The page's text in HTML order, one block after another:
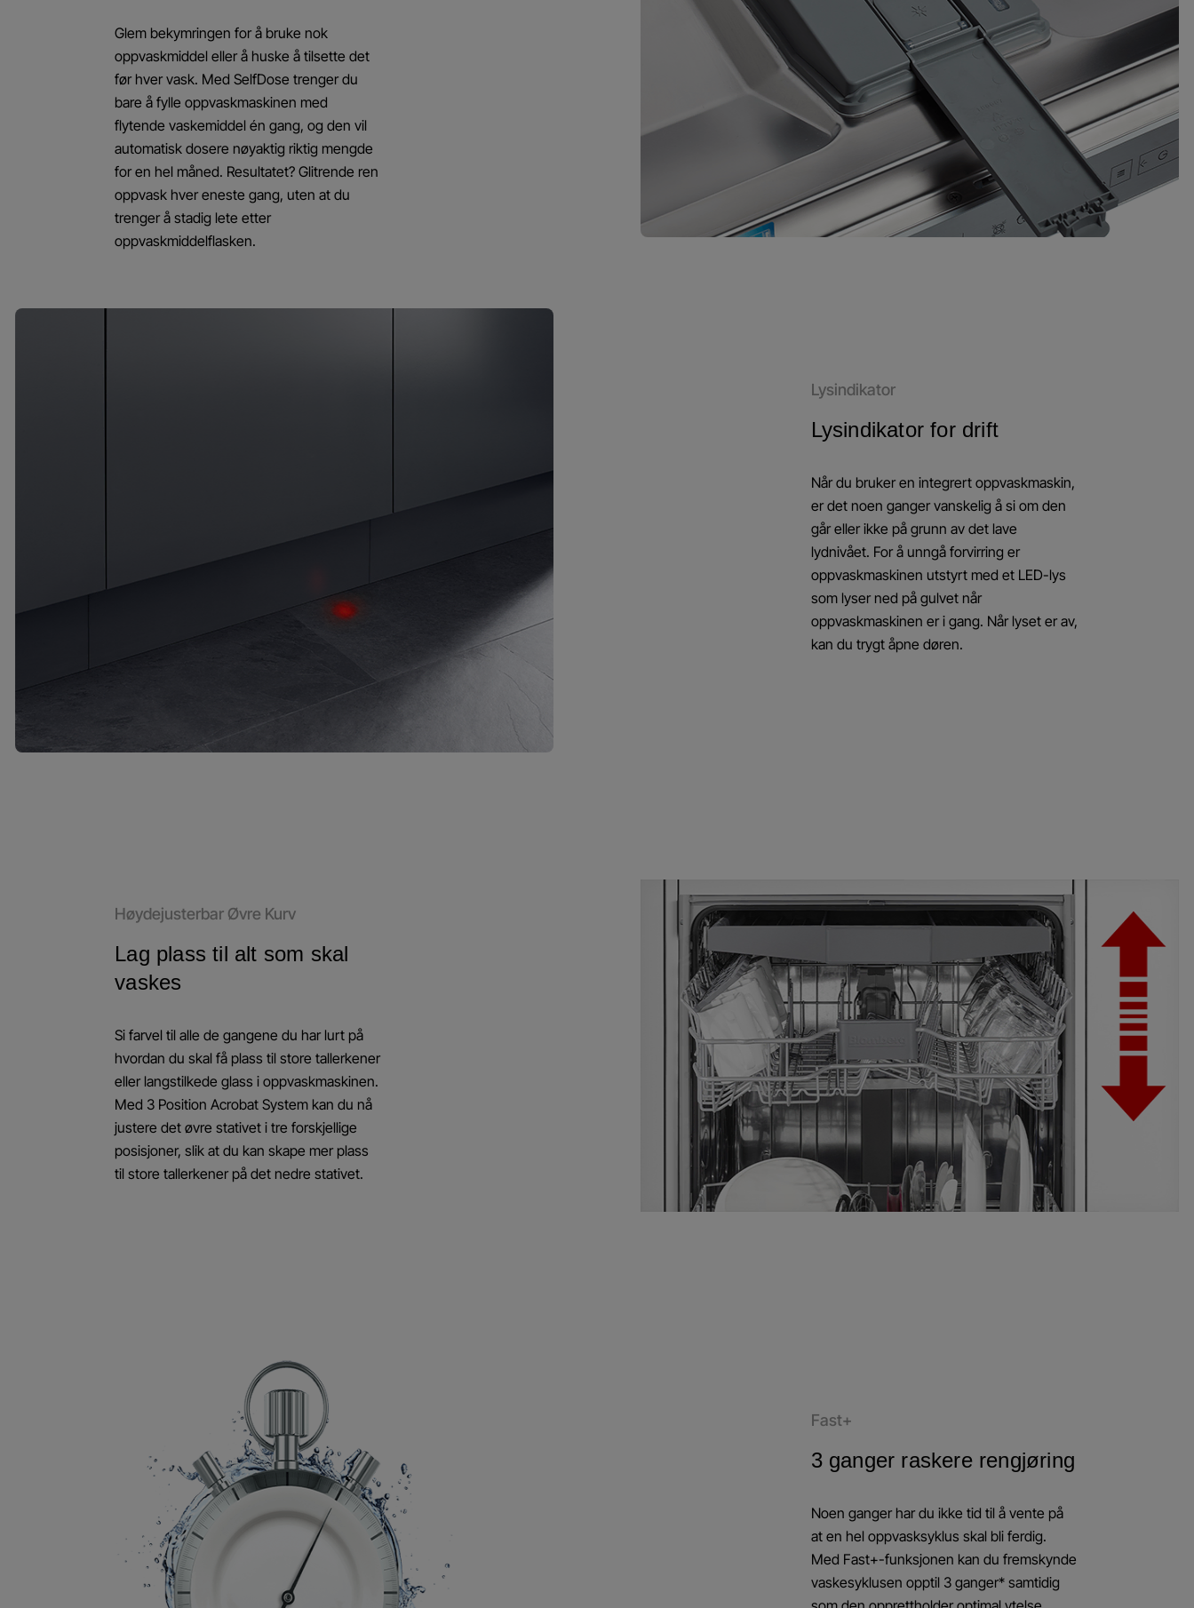
Glem bekymringen for å bruke nok
oppvaskmiddel eller å huske å tilsette det
før hver vask. Med SelfDose trenger du
bare å fylle oppvaskmaskinen med
flytende vaskemiddel én gang, og den vil
automatisk dosere nøyaktig riktig mengde
for en hel måned. Resultatet? Glitrende ren
oppvask hver eneste gang, uten at du
trenger å stadig lete etter
oppvaskmiddelflasken.
Lysindikator
Lysindikator for drift
Når du bruker en integrert oppvaskmaskin,
er det noen ganger vanskelig å si om den
går eller ikke på grunn av det lave
lydnivået. For å unngå forvirring er
oppvaskmaskinen utstyrt med et LED-lys
som lyser ned på gulvet når
oppvaskmaskinen er i gang. Når lyset er av,
kan du trygt åpne døren.
Høydejusterbar Øvre Kurv
Lag plass til alt som skal
vaskes
Si farvel til alle de gangene du har lurt på
hvordan du skal få plass til store tallerkener
eller langstilkede glass i oppvaskmaskinen.
Med 3 Position Acrobat System kan du nå
justere det øvre stativet i tre forskjellige
posisjoner, slik at du kan skape mer plass
til store tallerkener på det nedre stativet.
Fast+
3 ganger raskere rengjøring
Noen ganger har du ikke tid til å vente på
at en hel oppvasksyklus skal bli ferdig.
Med Fast+-funksjonen kan du fremskynde
vaskesyklusen opptil 3 ganger* samtidig